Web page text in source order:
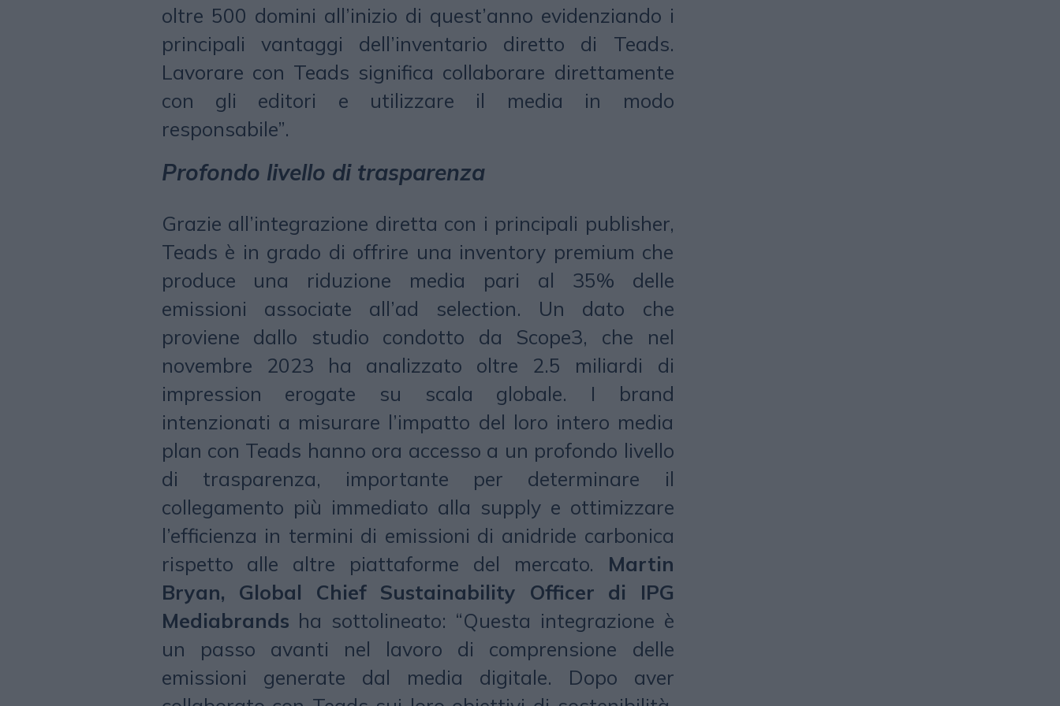
oltre 500 domini all’inizio di quest’anno evidenziando i
principali vantaggi dell’inventario diretto di Teads.
Lavorare con Teads significa collaborare direttamente
con gli editori e utilizzare il media in modo
responsabile”.
Profondo livello di trasparenza
Grazie all’integrazione diretta con i principali publisher,
Teads è in grado di offrire una inventory premium che
produce una riduzione media pari al 35% delle
emissioni associate all’ad selection. Un dato che
proviene dallo studio condotto da Scope3, che nel
novembre 2023 ha analizzato oltre 2.5 miliardi di
impression erogate su scala globale. I brand
intenzionati a misurare l’impatto del loro intero media
plan con Teads hanno ora accesso a un profondo livello
di trasparenza, importante per determinare il
collegamento più immediato alla supply e ottimizzare
l’efficienza in termini di emissioni di anidride carbonica
rispetto alle altre piattaforme del mercato. Martin
Bryan, Global Chief Sustainability Officer di IPG
Mediabrands ha sottolineato: “Questa integrazione è
un passo avanti nel lavoro di comprensione delle
emissioni generate dal media digitale. Dopo aver